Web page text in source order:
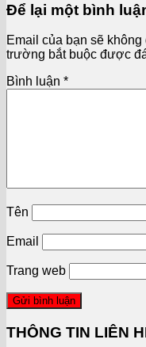
Để lại một bình
Email của bạn sẽ
trường bắt buộc được
Bình luận *
Tên
Email
Trang web
THÔNG TIN LIÊN